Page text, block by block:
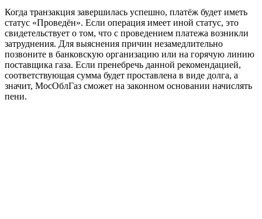
Когда транзакция завершилась успешно, платёж будет иметь
статус «Проведён». Если операция имеет иной статус, это
свидетельствует о том, что с проведением платежа возникли
затруднения. Для выяснения причин незамедлительно
позвоните в банковскую организацию или на горячую линию
поставщика газа. Если пренебречь данной рекомендацией,
соответствующая сумма будет проставлена в виде долга, а
значит, МосОблГаз сможет на законном основании начислять
пени.